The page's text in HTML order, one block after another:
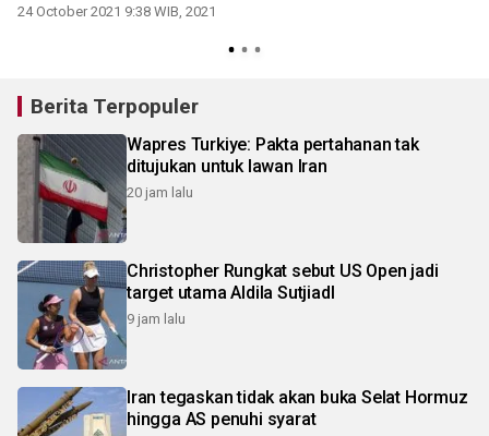
24 October 2021 9:38 WIB, 2021
Berita Terpopuler
Wapres Turkiye: Pakta pertahanan tak
ditujukan untuk lawan Iran
20 jam lalu
Christopher Rungkat sebut US Open jadi
target utama Aldila SutjiadI
9 jam lalu
Iran tegaskan tidak akan buka Selat Hormuz
hingga AS penuhi syarat